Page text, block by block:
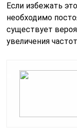
Если избежать
необходимо
существует
увеличения